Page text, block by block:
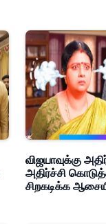
விஜயாவுக்கு
அதிர்ச்சி
சிறகடிக்க